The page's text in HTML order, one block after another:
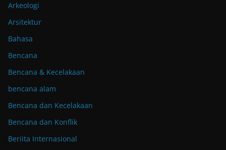
Arkeologi
Arsitektur
Bahasa
Bencana
Bencana & Kecelakaan
bencana alam
Bencana dan Kecelakaan
Bencana dan Konflik
Beriita Internasional